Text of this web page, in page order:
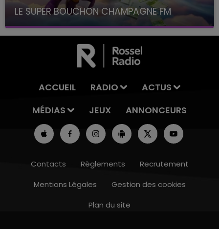
LE SUPER BOUCHON CHAMPAGNE FM
avec La Famille Champagne FM, à 8H10
ACCUEIL RADIO
ACTUS
MÉDIAS
JEUX ANNONCEURS
Contacts Règlements
Recrutement
Mentions Légales
Gestion des cookies
Plan du site